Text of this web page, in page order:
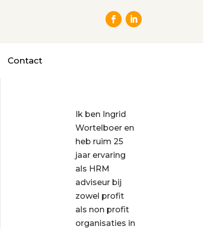
Contact
Ik ben Ingrid
Wortelboer en
heb ruim 25
jaar ervaring
als HRM
adviseur bij
zowel profit
als non profit
organisaties in